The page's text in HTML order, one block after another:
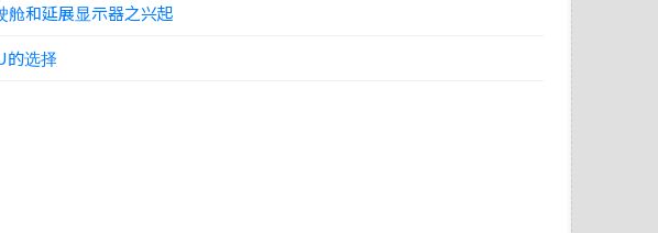
舱和延展显示器之兴起
的选择